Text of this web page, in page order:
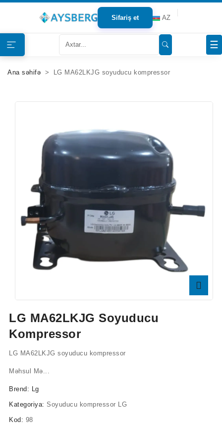
Sifariş et AZ
☰
Haqqımızda
Məhsullar
Mağazalar
Əlaqə
Ana səhifə LG MA62LKJG soyuducu kompressor
LG MA62LKJG Soyuducu
Kompressor
LG MA62LKJG soyuducu kompressor
Məhsul Mə...
Brend: Lg
Kategoriya: Soyuducu kompressor LG
Kod: 98